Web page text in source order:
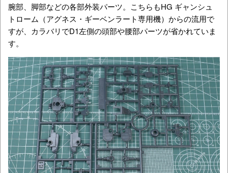
腕部、脚部などの各部外装パーツ。こちらもHG ギャンシュ
トローム（アグネス・ギーベンラート専用機）からの流用で
すが、カラバリでD1左側の頭部や腰部パーツが省かれていま
す。